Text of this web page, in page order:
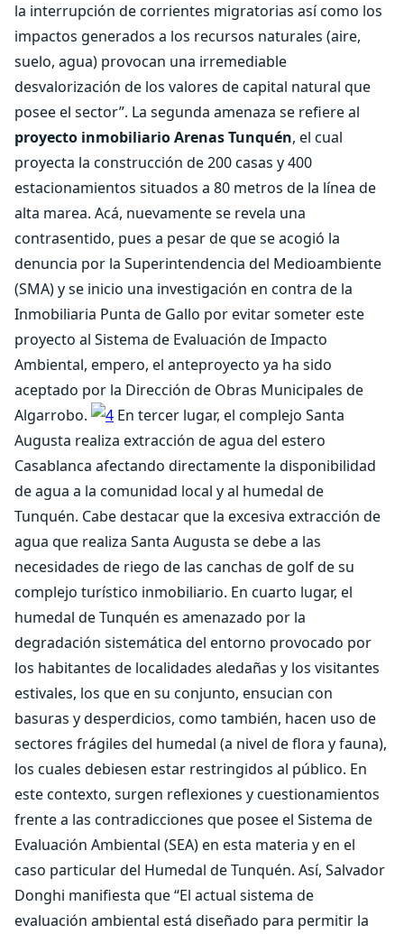
la interrupción de corrientes migratorias así como los
impactos generados a los recursos naturales (aire,
suelo, agua) provocan una irremediable
desvalorización de los valores de capital natural que
posee el sector”. La segunda amenaza se refiere al
proyecto inmobiliario Arenas Tunquén, el cual
proyecta la construcción de 200 casas y 400
estacionamientos situados a 80 metros de la línea de
alta marea. Acá, nuevamente se revela una
contrasentido, pues a pesar de que se acogió la
denuncia por la Superintendencia del Medioambiente
(SMA) y se inicio una investigación en contra de la
Inmobiliaria Punta de Gallo por evitar someter este
proyecto al Sistema de Evaluación de Impacto
Ambiental, empero, el anteproyecto ya ha sido
aceptado por la Dirección de Obras Municipales de
Algarrobo.
En tercer lugar, el complejo Santa
Augusta realiza extracción de agua del estero
Casablanca afectando directamente la disponibilidad
de agua a la comunidad local y al humedal de
Tunquén. Cabe destacar que la excesiva extracción de
agua que realiza Santa Augusta se debe a las
necesidades de riego de las canchas de golf de su
complejo turístico inmobiliario. En cuarto lugar, el
humedal de Tunquén es amenazado por la
degradación sistemática del entorno provocado por
los habitantes de localidades aledañas y los visitantes
estivales, los que en su conjunto, ensucian con
basuras y desperdicios, como también, hacen uso de
sectores frágiles del humedal (a nivel de flora y fauna),
los cuales debiesen estar restringidos al público. En
este contexto, surgen reflexiones y cuestionamientos
frente a las contradicciones que posee el Sistema de
Evaluación Ambiental (SEA) en esta materia y en el
caso particular del Humedal de Tunquén. Así, Salvador
Donghi manifiesta que “El actual sistema de
evaluación ambiental está diseñado para permitir la